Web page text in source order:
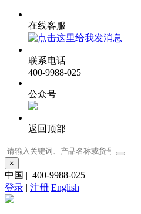
在线客服
联系电话
400-9988-025
公众号
返回顶部
×
中国 | 400-9988-025
登录 | 注册 English